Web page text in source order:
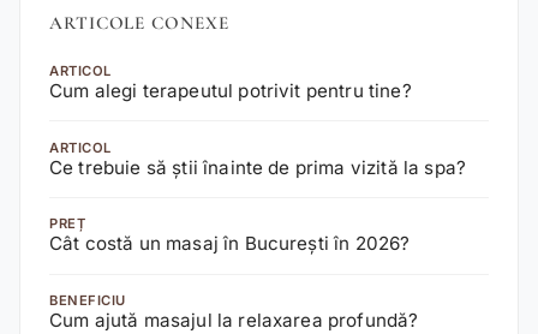
ARTICOLE CONEXE
ARTICOL
Cum alegi terapeutul potrivit pentru tine?
ARTICOL
Ce trebuie să știi înainte de prima vizită la spa?
PREȚ
Cât costă un masaj în București în 2026?
BENEFICIU
Cum ajută masajul la relaxarea profundă?